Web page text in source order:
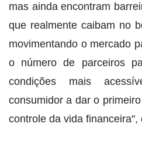
mas ainda encontram
que realmente caibam no
movimentando o mercado
o número de parceiros
condições mais
consumidor a dar o
controle da vida financeira",